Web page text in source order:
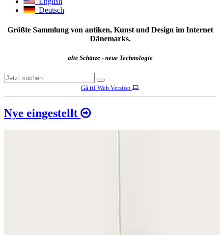
Deutsch
Größte Sammlung von antiken, Kunst und Design im Internet
Dänemarks.
alte Schätze - neue Technologie
Gå til Web Version
Nye eingestellt